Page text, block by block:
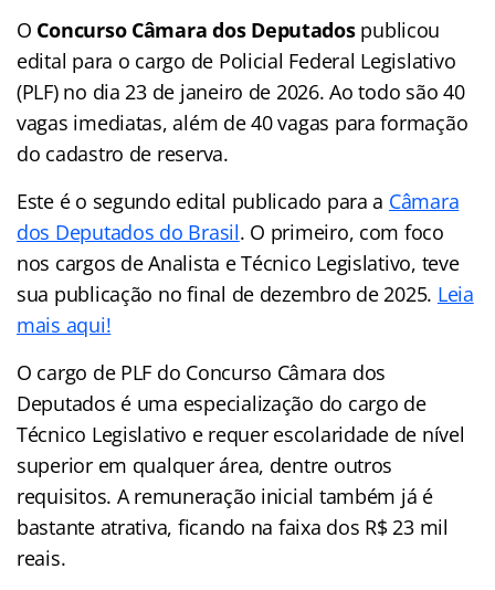
O Concurso Câmara dos Deputadospublicou
edital para o cargo de Policial Federal Legislativo
(PLF) no dia 23 de janeiro de 2026. Ao todo são 40
vagas imediatas, além de 40 vagas para formação
do cadastro de reserva.
Este é o segundo edital publicado para a Câmara
dos Deputados do Brasil. O primeiro, com foco
nos cargos de Analista e Técnico Legislativo, teve
sua publicação no final de dezembro de 2025. Leia
mais aqui!
O cargo de PLF do Concurso Câmara dos
Deputados é uma especialização do cargo de
Técnico Legislativo e requer escolaridade de nível
superior em qualquer área, dentre outros
requisitos. A remuneração inicial também já é
bastante atrativa, ficando na faixa dos R$ 23 mil
reais.